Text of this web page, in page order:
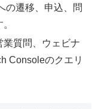
の遷移、申込、問
質問、ウェビナ
Consoleのクエリ